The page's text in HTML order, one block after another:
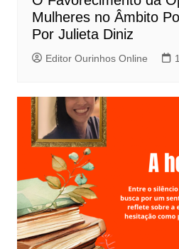
Mulheres no Âmbito
Por Julieta Diniz
Editor Ourinhos Online